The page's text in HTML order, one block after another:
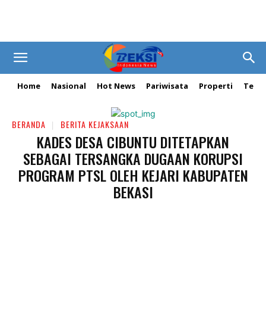
Home Nasional Hot News Pariwisata Properti
BERANDA BERITA KEJAKSAAN
KADES DESA CIBUNTU DITETAPKAN
SEBAGAI TERSANGKA DUGAAN KORUPSI
PROGRAM PTSL OLEH KEJARI KABUPATEN
BEKASI